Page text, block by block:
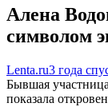
Алена
символом
Lenta.ru3 года
Бывшая
показала